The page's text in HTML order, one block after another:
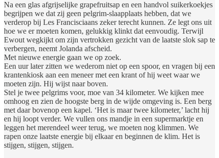
Na een glas afgrijselijke grapefruitsap en een handvol suikerkoekjes
begrijpen we dat zij geen pelgrim-slaapplaats hebben, dat we
verderop bij Les Francisciaans zeker terecht kunnen. Ze legt ons uit
hoe we er moeten komen, gelukkig klinkt dat eenvoudig. Terwijl
Ewout wegkijkt om zijn vertrokken gezicht van de laatste slok sap te
verbergen, neemt Jolanda afscheid.
Met nieuwe energie gaan we op zoek.
Een uur later zitten we wederom niet op een spoor, en vragen bij een
krantenkiosk aan een meneer met een krant of hij weet waar we
moeten zijn. Hij wijst naar boven.
Stel je twee pelgrims voor, moe van 34 kilometer. We kijken mee
omhoog en zien de hoogste berg in de wijde omgeving is. Een berg
met daar bovenop een kapel. ‘Het is maar twee kilometer,’ lacht hij
en hij loopt verder. We vullen ons mandje in een supermarktje en
leggen het merendeel weer terug, we moeten nog klimmen. We
rapen onze laatste energie bij elkaar en beginnen de klim. Het is
stijgen, stijgen, stijgen.